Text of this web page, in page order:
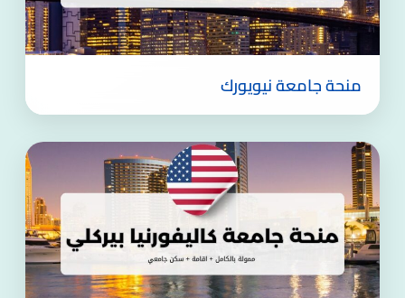
منحة جامعة نيويورك